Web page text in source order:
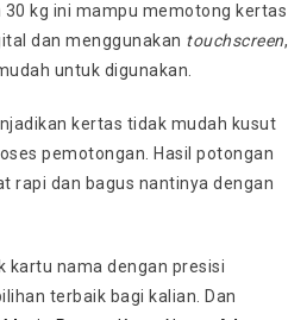
kg ini mampu memotong kertas
dan menggunakan touchscreen,
untuk digunakan.
kertas tidak mudah kusut
pemotongan. Hasil potongan
rapi dan bagus nantinya dengan
kartu nama dengan presisi
terbaik bagi kalian. Dan